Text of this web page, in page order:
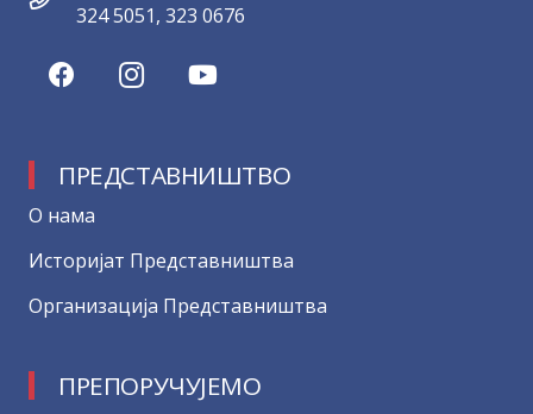
324 5051, 323 0676
ПРЕДСТАВНИШТВО
О нама
Историјат Представништва
Организација Представништва
ПРЕПОРУЧУЈЕМО